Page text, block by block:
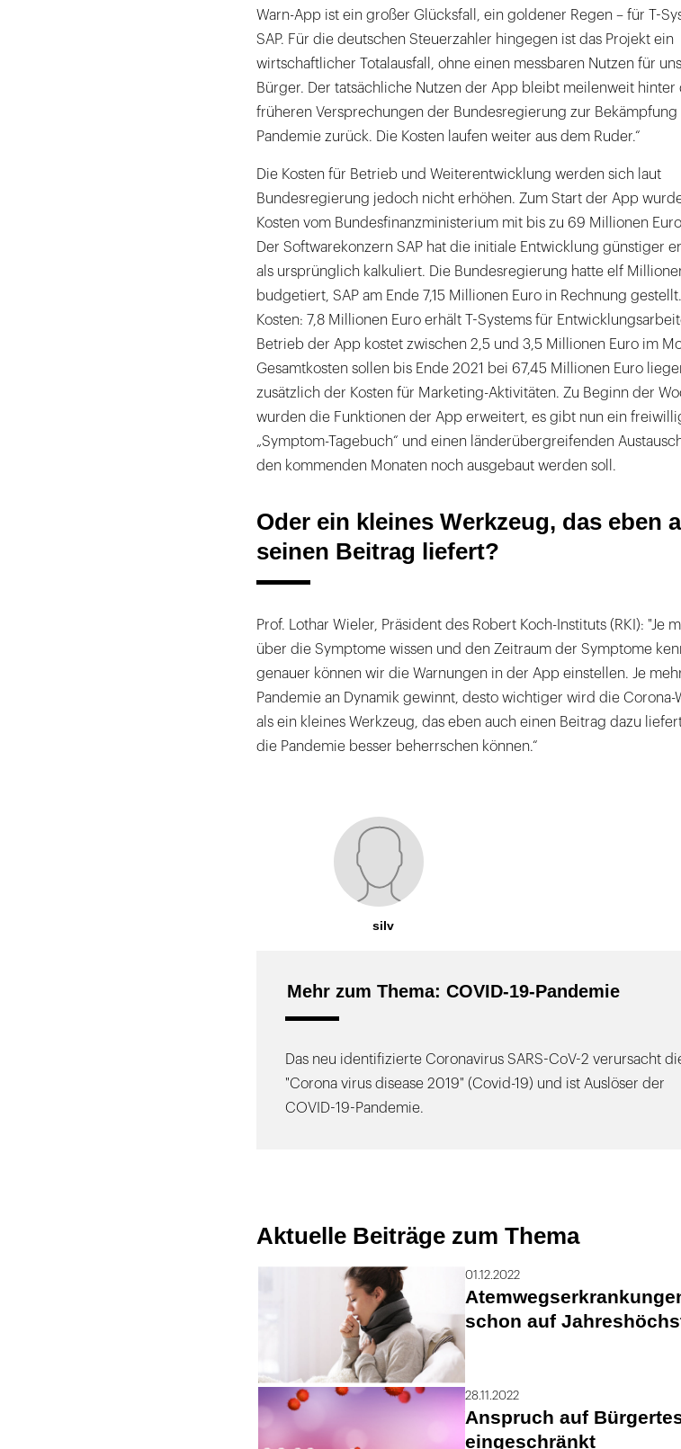
Warn-App ist ein großer Glücksfall, ein goldener Regen – für T-
SAP. Für die deutschen Steuerzahler hingegen ist das Projekt ein
wirtschaftlicher Totalausfall, ohne einen messbaren Nutzen für
Bürger. Der tatsächliche Nutzen der App bleibt meilenweit hinter
früheren Versprechungen der Bundesregierung zur Bekämpfung
Pandemie zurück. Die Kosten laufen weiter aus dem Ruder.“
Die Kosten für Betrieb und Weiterentwicklung werden sich laut
Bundesregierung jedoch nicht erhöhen. Zum Start der App
Kosten vom Bundesfinanzministerium mit bis zu 69 Millionen
Der Softwarekonzern SAP hat die initiale Entwicklung günstiger
als ursprünglich kalkuliert. Die Bundesregierung hatte elf
budgetiert, SAP am Ende 7,15 Millionen Euro in Rechnung
Kosten: 7,8 Millionen Euro erhält T-Systems für
Betrieb der App kostet zwischen 2,5 und 3,5 Millionen Euro im
Gesamtkosten sollen bis Ende 2021 bei 67,45 Millionen Euro
zusätzlich der Kosten für Marketing-Aktivitäten. Zu Beginn der
wurden die Funktionen der App erweitert, es gibt nun ein
„Symptom-Tagebuch“ und einen länderübergreifenden
den kommenden Monaten noch ausgebaut werden soll.
Oder ein kleines Werkzeug, das eben
seinen Beitrag liefert?
Prof. Lothar Wieler, Präsident des Robert Koch-Instituts (RKI): "Je
über die Symptome wissen und den Zeitraum der Symptome
genauer können wir die Warnungen in der App einstellen. Je
Pandemie an Dynamik gewinnt, desto wichtiger wird die Corona-
als ein kleines Werkzeug, das eben auch einen Beitrag dazu
die Pandemie besser beherrschen können.“
silv
Mehr zum Thema: COVID-19-Pandemie
Das neu identifizierte Coronavirus SARS-CoV-2 verursacht
"Corona virus disease 2019" (Covid-19) und ist Auslöser der
COVID-19-Pandemie.
Aktuelle Beiträge zum Thema
01.12.2022
schon auf
28.11.2022
Anspruch auf
eingeschränkt